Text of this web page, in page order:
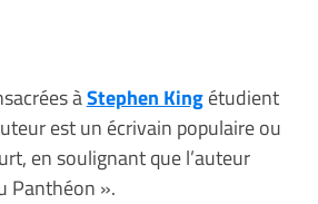
àStephen Kingétudient
est un écrivain populaire ou
en soulignant que l’auteur
Panthéon ».